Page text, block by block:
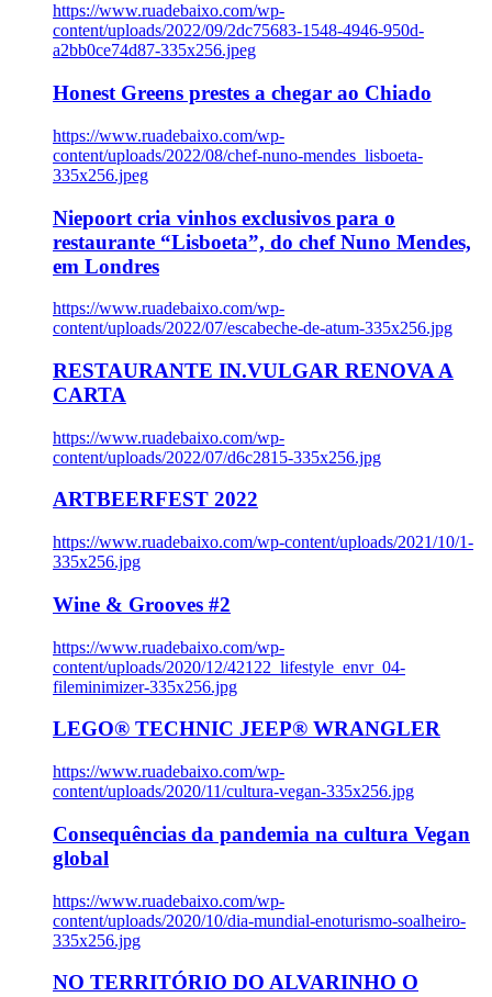
https://www.ruadebaixo.com/wp-
content/uploads/2022/09/2dc75683-1548-4946-950d-
a2bb0ce74d87-335x256.jpeg
Honest Greens prestes a chegar ao Chiado
https://www.ruadebaixo.com/wp-
content/uploads/2022/08/chef-nuno-mendes_lisboeta-
335x256.jpeg
Niepoort cria vinhos exclusivos para o
restaurante “Lisboeta”, do chef Nuno Mendes,
em Londres
https://www.ruadebaixo.com/wp-
content/uploads/2022/07/escabeche-de-atum-335x256.jpg
RESTAURANTE IN.VULGAR RENOVA A
CARTA
https://www.ruadebaixo.com/wp-
content/uploads/2022/07/d6c2815-335x256.jpg
ARTBEERFEST 2022
https://www.ruadebaixo.com/wp-content/uploads/2021/10/1-
335x256.jpg
Wine & Grooves #2
https://www.ruadebaixo.com/wp-
content/uploads/2020/12/42122_lifestyle_envr_04-
fileminimizer-335x256.jpg
LEGO® TECHNIC JEEP® WRANGLER
https://www.ruadebaixo.com/wp-
content/uploads/2020/11/cultura-vegan-335x256.jpg
Consequências da pandemia na cultura Vegan
global
https://www.ruadebaixo.com/wp-
content/uploads/2020/10/dia-mundial-enoturismo-soalheiro-
335x256.jpg
NO TERRITÓRIO DO ALVARINHO O